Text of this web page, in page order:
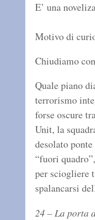
E’ una
Motivo di
Chiudiamo
Quale piano
terrorismo
forse oscure
Unit, la
desolato
“fuori
per sciogliere
spalancarsi
24 – La porta